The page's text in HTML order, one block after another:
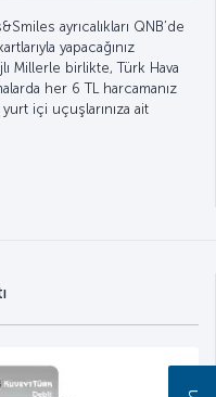
ayrıcalıkları QNB’de
yapacağınız
Millerle birlikte, Türk Hava
her 6 TL harcamanız
içi uçuşlarınıza ait